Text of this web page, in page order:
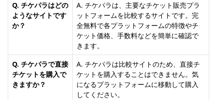
Q. チケパラはどの
ようなサイトです
か？
A. チケパラは、主要なチケット販売プラ
ットフォームを比較するサイトです。完
全無料で各プラットフォームの特徴やチ
ケット価格、手数料などを簡単に確認で
きます。
Q. チケパラで直接
チケットを購入で
きますか？
A. チケパラは比較サイトのため、直接チ
ケットを購入することはできません。気
になるプラットフォームに移動して購入
してください。